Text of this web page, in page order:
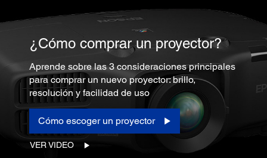
¿Cómo comprar un proyector?
Aprende sobre las 3 consideraciones principales
para comprar un nuevo proyector: brillo,
resolución y facilidad de uso
Cómo escoger un proyector
VER VIDEO